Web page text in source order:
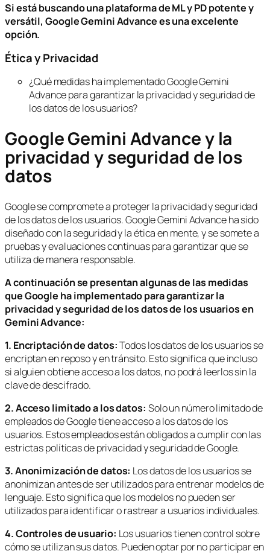
Si está buscando una plataforma de ML y PD potente y
versátil, Google Gemini Advance es una excelente
opción.
Ética y Privacidad
¿Qué medidas ha implementado Google Gemini
Advance para garantizar la privacidad y seguridad de
los datos de los usuarios?
Google Gemini Advance y la
privacidad y seguridad de los
datos
Google se compromete a proteger la privacidad y seguridad
de los datos de los usuarios. Google Gemini Advance ha sido
diseñado con la seguridad y la ética en mente, y se somete a
pruebas y evaluaciones continuas para garantizar que se
utiliza de manera responsable.
A continuación se presentan algunas de las medidas
que Google ha implementado para garantizar la
privacidad y seguridad de los datos de los usuarios en
Gemini Advance:
1. Encriptación de datos:Todos los datos de los usuarios se
encriptan en reposo y en tránsito. Esto significa que incluso
si alguien obtiene acceso a los datos, no podrá leerlos sin la
clave de descifrado.
2. Acceso limitado a los datos: Solo un número limitado de
empleados de Google tiene acceso a los datos de los
usuarios. Estos empleados están obligados a cumplir con las
estrictas políticas de privacidad y seguridad de Google.
3. Anonimización de datos: Los datos de los usuarios se
anonimizan antes de ser utilizados para entrenar modelos de
lenguaje. Esto significa que los modelos no pueden ser
utilizados para identificar o rastrear a usuarios individuales.
4. Controles de usuario: Los usuarios tienen control sobre
cómo se utilizan sus datos. Pueden optar por no participar en